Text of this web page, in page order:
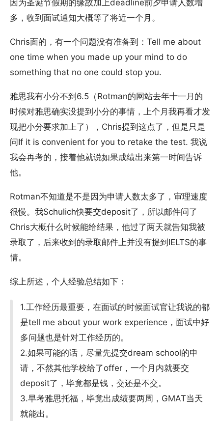
因为圣诞节假期的缘故加上deadline前夕申请人数增
多，收到面试通知大概等了将近一个月。
Chris面的，有一个问题没有准备到：Tell me about
one time when you made up your mind to do
something that no one could stop you.
雅思我有小分不到6.5（Rotman的网站去年十一月的
时候对雅思确实没提到小分的事情，上个月我再看才发
现把小分要求加上了），Chris提到这点了，但是只是
问If it is convenient for you to retake the test. 我说
我会再考的，接着他就说如果成绩出来第一时间告诉
他。
Rotman不知道是不是因为申请人数太多了，审理速度
很慢。我Schulich快要交deposit了，所以邮件问了
Chris大概什么时候能给结果，他过了两天就告知我被
录取了，后来收到的录取邮件上并没有提到IELTS的事
情。
综上所述，个人经验总结如下：
1.工作经历最重要，在面试的时候面试官让我说的都
是tell me about your work experience，面试中好
多问题也是针对工作经历的。
2.如果可能的话，尽量先提交dream school的申
请，不然其他学校给了offer，一个月内就要交
deposit了，毕竟都是钱，交还是不交。
3.早考雅思托福，毕竟出成绩要两周，GMAT当天
就能出。